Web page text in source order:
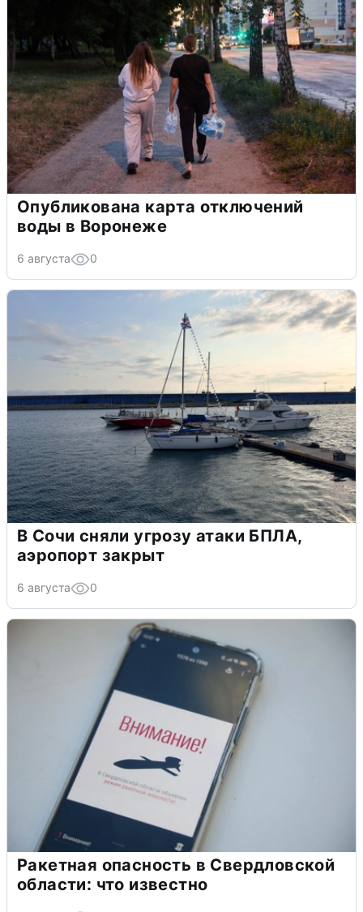
Опубликована карта отключений
воды в Воронеже
6 августа 0
В Сочи сняли угрозу атаки БПЛА,
аэропорт закрыт
6 августа 0
Ракетная опасность в Свердловской
области: что известно